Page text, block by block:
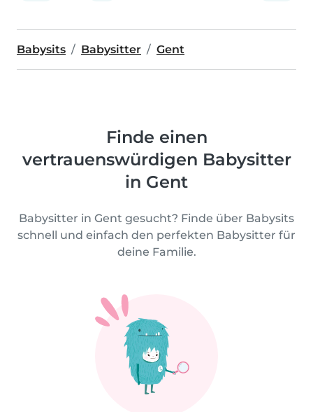
Babysits Babysitter Gent
Finde einen
vertrauenswürdigen Babysitter
in Gent
Babysitter in Gent gesucht? Finde über Babysits
schnell und einfach den perfekten Babysitter für
deine Familie.